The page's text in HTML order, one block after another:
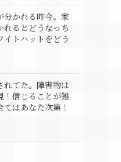
分かれる昨今。家
れるとどうなっち
イトハットをどう
れてた。障害物は
！信じることが難
はあなた次第！